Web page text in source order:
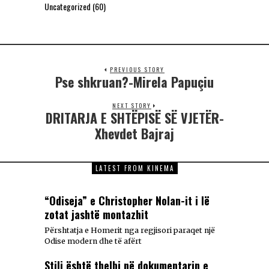
Uncategorized (60)
PREVIOUS STORY
Pse shkruan?-Mirela Papuçiu
NEXT STORY
DRITARJA E SHTËPISË SË VJETËR-
Xhevdet Bajraj
LATEST FROM KINEMA
“Odiseja” e Christopher Nolan-it i lë
zotat jashtë montazhit
Përshtatja e Homerit nga regjisori paraqet një
Odise modern dhe të afërt
Stili është thelbi në dokumentarin e